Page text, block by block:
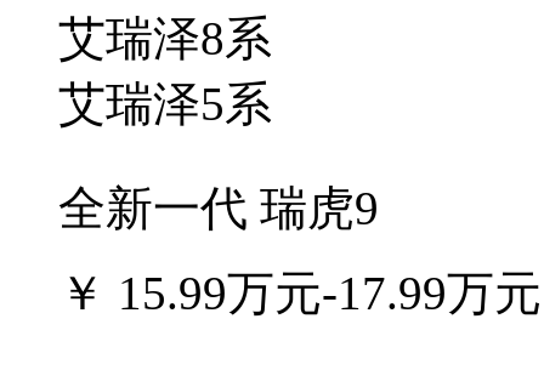
艾瑞泽8系
艾瑞泽5系
全新一代 瑞虎9
￥ 15.99万元-17.99万元